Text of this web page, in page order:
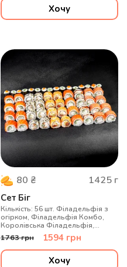
Хочу
80 ₴ 1425 г
Сет Біг
Кількість: 56 шт. Філадельфія з
огірком, Філадельфія Комбо,
Королівська Філадельфія,
Боніто з лососем, Каліфорнія з
лососем, Філадельфія Макі, Макі
огірок
1763грн 1594 грн
Хочу